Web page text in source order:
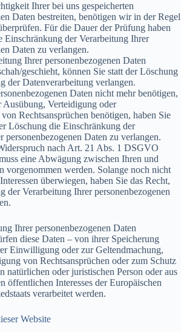
Ihrer bei uns gespeicherten
Daten bestreiten, benötigen wir in der Regel
Für die Dauer der Prüfung haben
Einschränkung der Verarbeitung Ihrer
Daten zu verlangen.
Ihrer personenbezogenen Daten
geschieht, können Sie statt der Löschung
der Datenverarbeitung verlangen.
Daten nicht mehr benötigen,
Ausübung, Verteidigung oder
Rechtsansprüchen benötigen, haben Sie
Löschung die Einschränkung der
personenbezogenen Daten zu verlangen.
nach Art. 21 Abs. 1 DSGVO
eine Abwägung zwischen Ihren und
vorgenommen werden. Solange noch nicht
überwiegen, haben Sie das Recht,
der Verarbeitung Ihrer personenbezogenen
Ihrer personenbezogenen Daten
diese Daten – von ihrer Speicherung
Einwilligung oder zur Geltendmachung,
von Rechtsansprüchen oder zum Schutz
natürlichen oder juristischen Person oder aus
öffentlichen Interesses der Europäischen
verarbeitet werden.
Website